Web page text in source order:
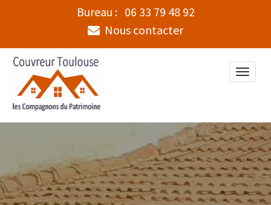
Bureau : 06 33 79 48 92
Nous contacter
Toggle